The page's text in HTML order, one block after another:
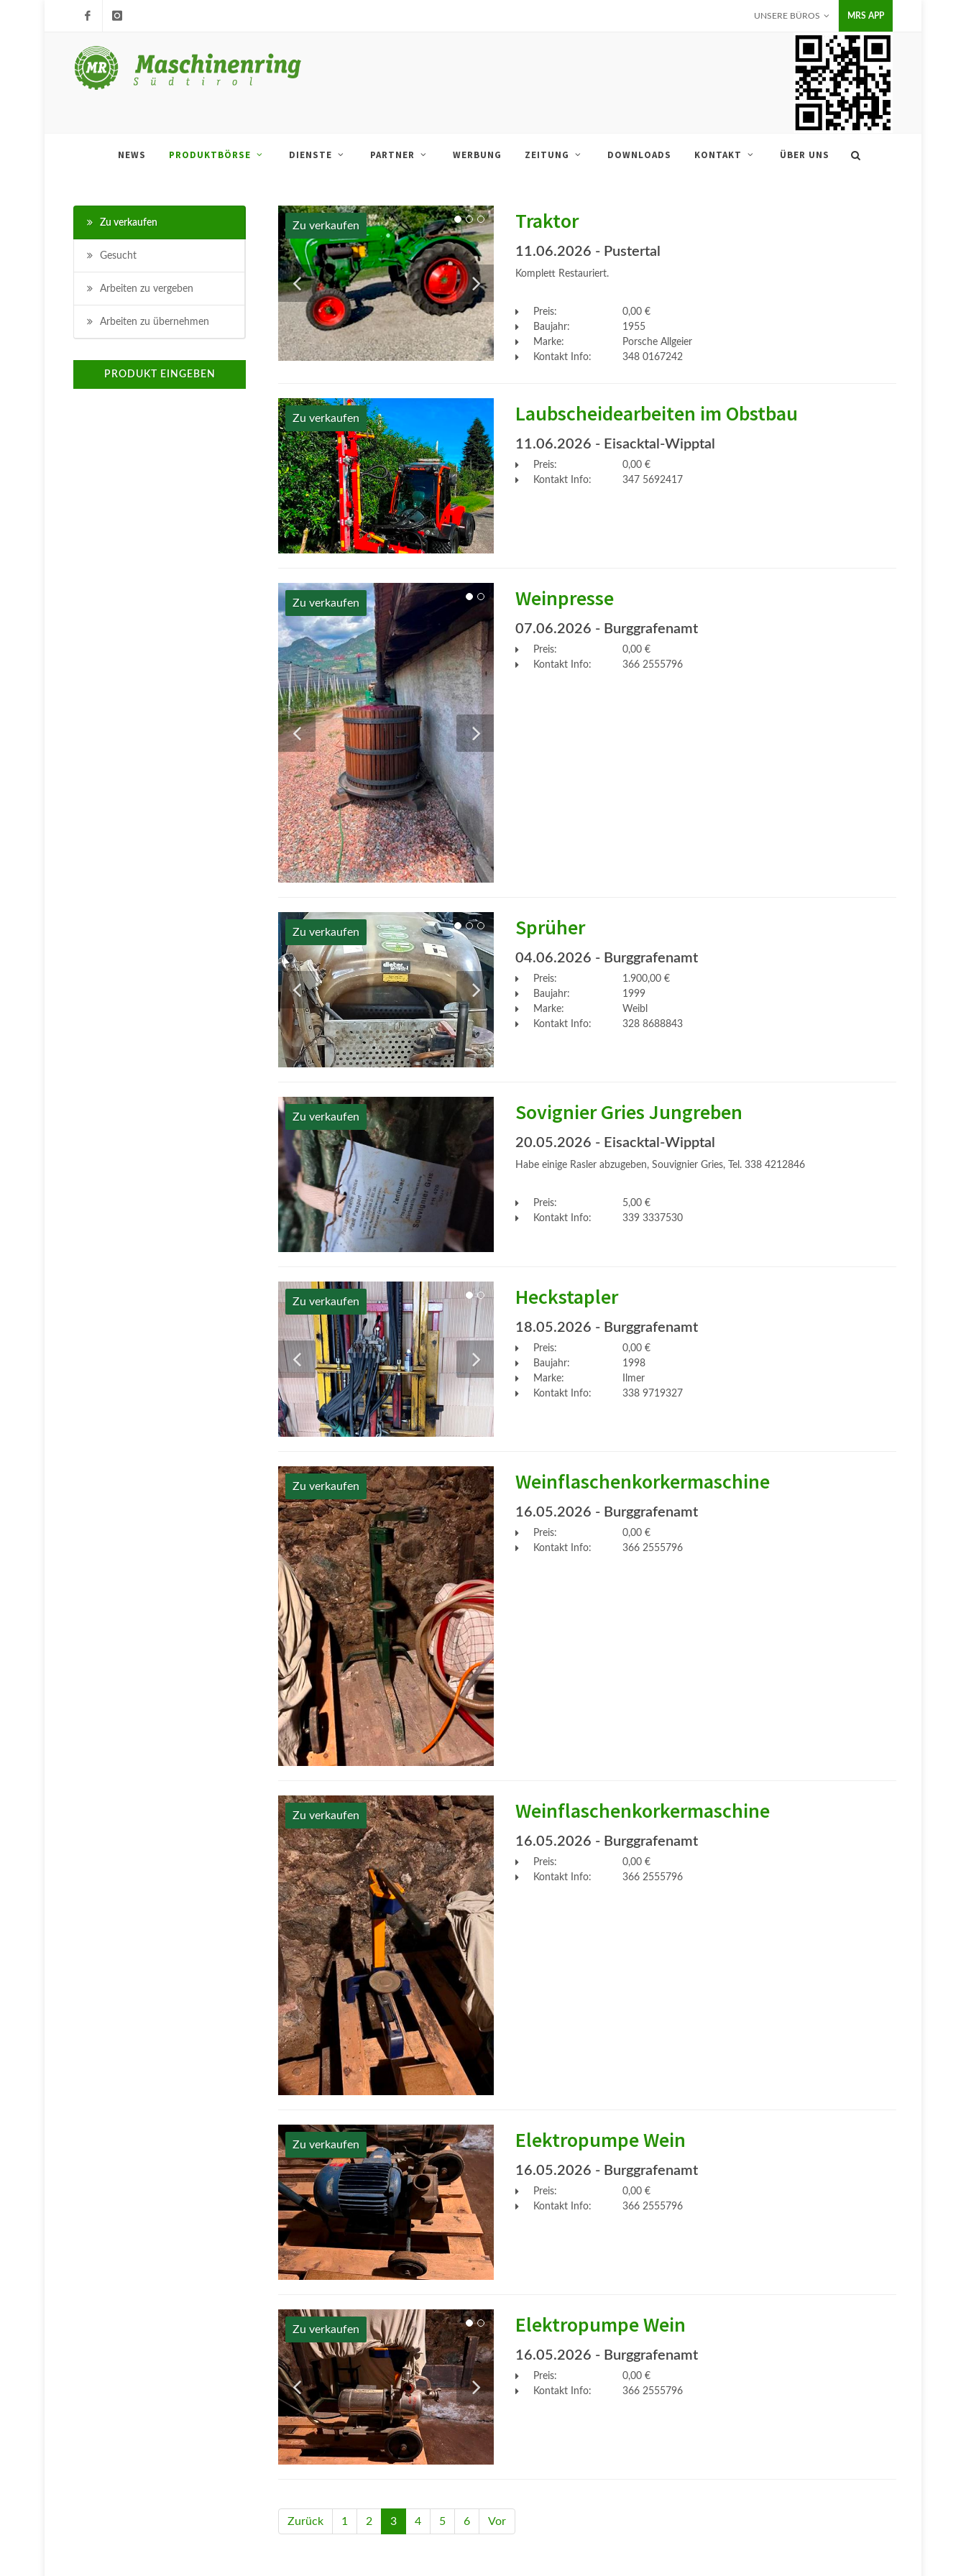
FacebookMRS
APP
UNSERE BÜROS MRS APP
NEWS PRODUKTBÖRSE DIENSTE PARTNER WERBUNG ZEITUNG DOWNLOADS KONTAKT ÜBER UNS
Zu verkaufen
Gesucht
Arbeiten zu vergeben
Arbeiten zu übernehmen
PRODUKT EINGEBEN
Zu verkaufen Traktor
11.06.2026 - Pustertal
Komplett Restauriert.
Preis:
0,00 €
Baujahr:
1955
Marke:
Porsche Allgeier
Kontakt Info:
348 0167242
Zu verkaufen Laubscheidearbeiten im Obstbau
11.06.2026 - Eisacktal-Wipptal
Preis:
0,00 €
Kontakt Info:
347 5692417
Zu verkaufen Weinpresse
07.06.2026 - Burggrafenamt
Preis:
0,00 €
Kontakt Info:
366 2555796
Zu verkaufen Sprüher
04.06.2026 - Burggrafenamt
Preis:
1.900,00 €
Baujahr:
1999
Marke:
Weibl
Kontakt Info:
328 8688843
Zu verkaufen Sovignier Gries Jungreben
20.05.2026 - Eisacktal-Wipptal
Habe einige Rasler abzugeben, Souvignier Gries, Tel. 338 4212846
Preis:
5,00 €
Kontakt Info:
339 3337530
Zu verkaufen Heckstapler
18.05.2026 - Burggrafenamt
Preis:
0,00 €
Baujahr:
1998
Marke:
Ilmer
Kontakt Info:
338 9719327
Zu verkaufen Weinflaschenkorkermaschine
16.05.2026 - Burggrafenamt
Preis:
0,00 €
Kontakt Info:
366 2555796
Zu verkaufen Weinflaschenkorkermaschine
16.05.2026 - Burggrafenamt
Preis:
0,00 €
Kontakt Info:
366 2555796
Zu verkaufen Elektropumpe Wein
16.05.2026 - Burggrafenamt
Preis:
0,00 €
Kontakt Info:
366 2555796
Zu verkaufen Elektropumpe Wein
16.05.2026 - Burggrafenamt
Preis:
0,00 €
Kontakt Info:
366 2555796
Zurück 1 2 3 4 5 6 Vor